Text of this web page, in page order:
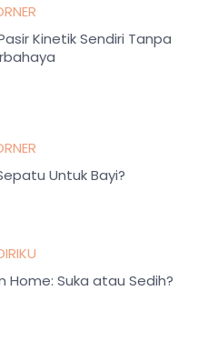
Kinetik Sendiri Tanpa
Untuk Bayi?
Home: Suka atau Sedih?